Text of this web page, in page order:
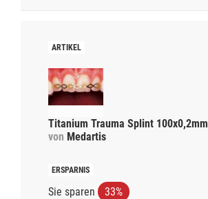
Titanium Trauma Splint 100x0,2mm
von Medartis
Sie sparen 33%